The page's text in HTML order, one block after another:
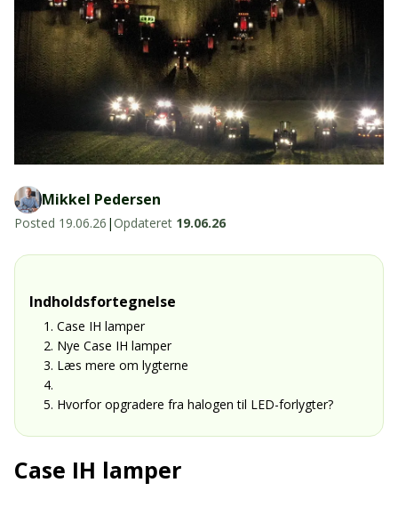
Stik, kabelbindere og relæer til traktor
og landbrug
Agroled Blog
FAQs – Ofte stillede spørgsmål
Om os
Kontakt-old
info@agroled.dk
LED-armaturer og LED-værkstedslys
Stik, kabelbindere og relæer til traktor og
landbrug
Mikkel Pedersen
Posted 19.06.26 |Opdateret 19.06.26
Indholdsfortegnelse
1. Case IH lamper
2. Nye Case IH lamper
3. Læs mere om lygterne
4.
5. Hvorfor opgradere fra halogen til LED-forlygter?
Case IH lamper